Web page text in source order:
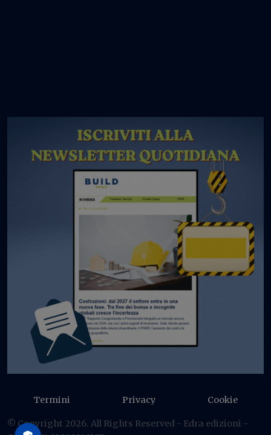
Termini Privacy Cookie
© Copyright 2026. All Rights Reserved - Edra edizioni -